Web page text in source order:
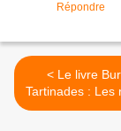
Répondre
< Le livre Burgers et
Tartinades : Les
Bread and